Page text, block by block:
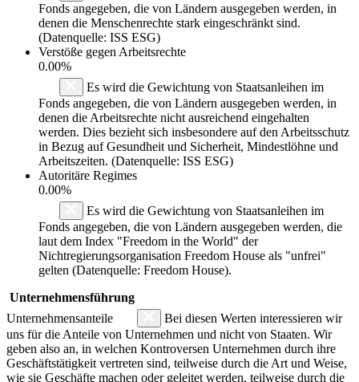
Fonds angegeben, die von Ländern ausgegeben werden, in
denen die Menschenrechte stark eingeschränkt sind.
(Datenquelle: ISS ESG)
Verstöße gegen Arbeitsrechte
0.00%
Es wird die Gewichtung von Staatsanleihen im
Fonds angegeben, die von Ländern ausgegeben werden, in
denen die Arbeitsrechte nicht ausreichend eingehalten
werden. Dies bezieht sich insbesondere auf den Arbeitsschutz
in Bezug auf Gesundheit und Sicherheit, Mindestlöhne und
Arbeitszeiten. (Datenquelle: ISS ESG)
Autoritäre Regimes
0.00%
Es wird die Gewichtung von Staatsanleihen im
Fonds angegeben, die von Ländern ausgegeben werden, die
laut dem Index "Freedom in the World" der
Nichtregierungsorganisation Freedom House als "unfrei"
gelten (Datenquelle: Freedom House).
Unternehmensführung
Unternehmensanteile
Bei diesen Werten interessieren wir
uns für die Anteile von Unternehmen und nicht von Staaten. Wir
geben also an, in welchen Kontroversen Unternehmen durch ihre
Geschäftstätigkeit vertreten sind, teilweise durch die Art und Weise,
wie sie Geschäfte machen oder geleitet werden, teilweise durch die